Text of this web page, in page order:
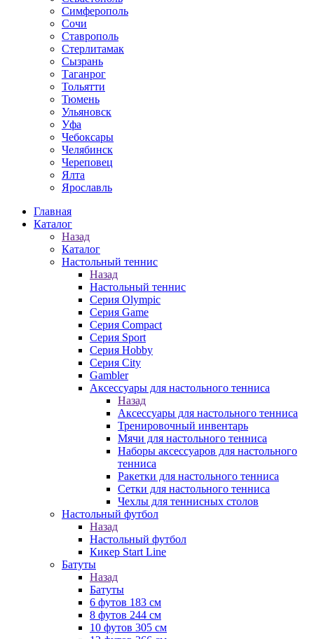
Симферополь
Сочи
Ставрополь
Стерлитамак
Сызрань
Таганрог
Тольятти
Тюмень
Ульяновск
Уфа
Чебоксары
Челябинск
Череповец
Ялта
Ярославль
Главная
Каталог
Назад
Каталог
Настольный теннис
Назад
Настольный теннис
Серия Olympic
Серия Game
Серия Compact
Серия Sport
Серия Hobby
Серия City
Gambler
Аксессуары для настольного тенниса
Назад
Аксессуары для настольного тенниса
Тренировочный инвентарь
Мячи для настольного тенниса
Наборы аксессуаров для настольного
тенниса
Ракетки для настольного тенниса
Сетки для настольного тенниса
Чехлы для теннисных столов
Настольный футбол
Назад
Настольный футбол
Кикер Start Line
Батуты
Назад
Батуты
6 футов 183 см
8 футов 244 см
10 футов 305 см